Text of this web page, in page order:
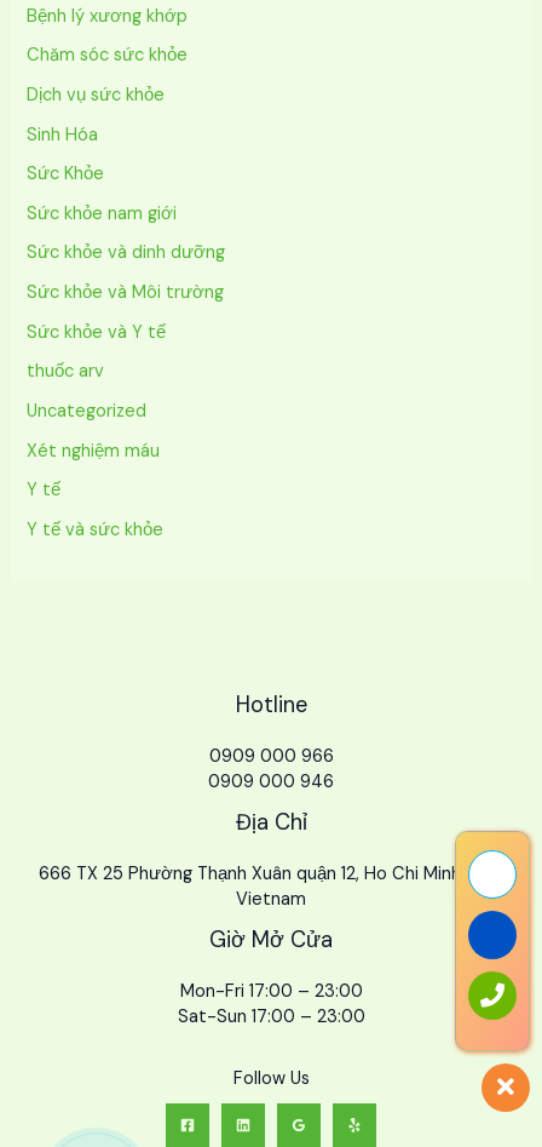
Bệnh lý xương khớp
Chăm sóc sức khỏe
Dịch vụ sức khỏe
Sinh Hóa
Sức Khỏe
Sức khỏe nam giới
Sức khỏe và dinh dưỡng
Sức khỏe và Môi trường
Sức khỏe và Y tế
thuốc arv
Uncategorized
Xét nghiệm máu
Y tế
Y tế và sức khỏe
Hotline
0909 000 966
0909 000 946
Địa Chỉ
666 TX 25 Phường Thạnh Xuân quận 12, Ho Chi Minh City,
Vietnam
Giờ Mở Cửa
Mon-Fri 17:00 – 23:00
Sat-Sun 17:00 – 23:00
Follow Us